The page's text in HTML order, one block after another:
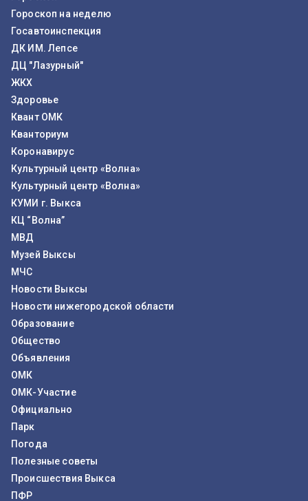
Гороскоп на неделю
Госавтоинспекция
ДК ИМ. Лепсе
ДЦ "Лазурный"
ЖКХ
Здоровье
Квант ОМК
Кванториум
Коронавирус
Культурный центр «Волна»
Культурный центр «Волна»
КУМИ г. Выкса
КЦ “Волна”
МВД
Музей Выксы
МЧС
Новости Выксы
Новости нижегородской области
Образование
Общество
Объявления
ОМК
ОМК-Участие
Официально
Парк
Погода
Полезные советы
Происшествия Выкса
ПФР